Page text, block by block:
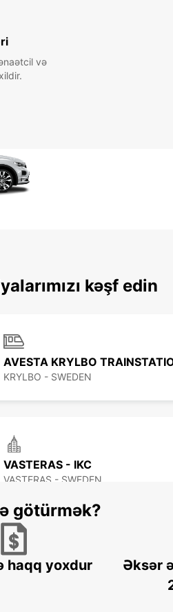
və
kəşf edin
AVESTA KRYLBO
KRYLBO - SWEDEN
VASTERAS - IKC
VASTERAS - SWEDEN
FALUN
götürmək?
haqq yoxdur
Əksər